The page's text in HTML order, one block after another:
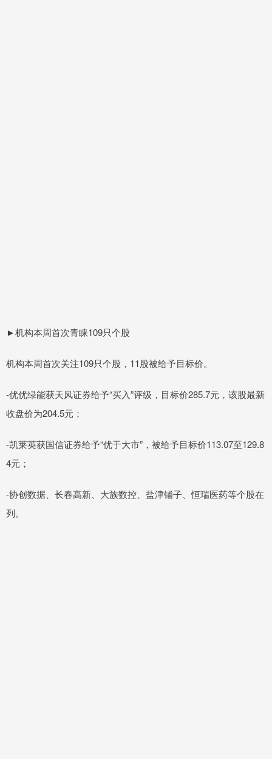
►机构本周首次青睐109只个股
机构本周首次关注109只个股，11股被给予目标价。
-优优绿能获天风证券给予“买入”评级，目标价285.7元，该股最新
收盘价为204.5元；
-凯莱英获国信证券给予“优于大市”，被给予目标价113.07至129.8
4元；
-协创数据、长春高新、大族数控、盐津铺子、恒瑞医药等个股在
列。